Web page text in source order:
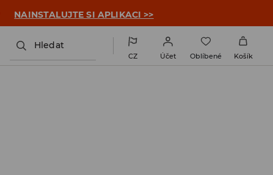
NAINSTALUJTE SI APLIKACI >>
Hledat
CZ Účet Oblíbené Košík